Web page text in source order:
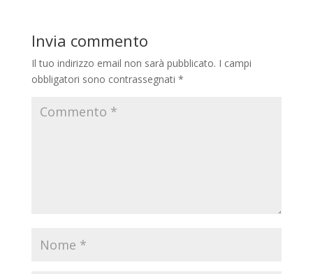
Invia commento
Il tuo indirizzo email non sarà pubblicato. I campi
obbligatori sono contrassegnati *